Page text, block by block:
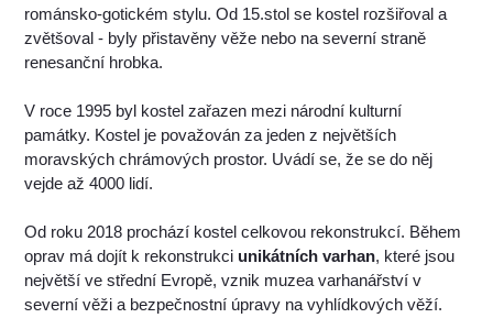
románsko-gotickém stylu. Od 15.stol se kostel rozšiřoval a
zvětšoval - byly přistavěny věže nebo na severní straně
renesanční hrobka.
V roce 1995 byl kostel zařazen mezi národní kulturní
památky. Kostel je považován za jeden z největších
moravských chrámových prostor. Uvádí se, že se do něj
vejde až 4000 lidí.
Od roku 2018 prochází kostel celkovou rekonstrukcí. Během
oprav má dojít k rekonstrukci unikátních varhan, které jsou
největší ve střední Evropě, vznik muzea varhanářství v
severní věži a bezpečnostní úpravy na vyhlídkových věží.